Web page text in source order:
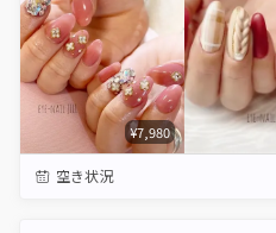
¥7,980
空き状況